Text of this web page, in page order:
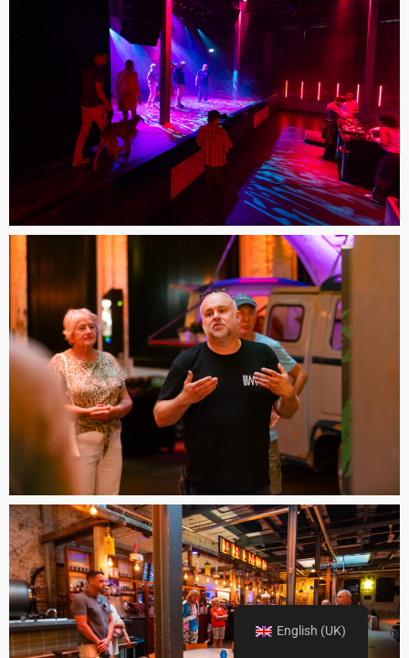
English (UK)